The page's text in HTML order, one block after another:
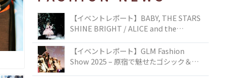
【イベントレポート】BABY, THE STARS
SHINE BRIGHT / ALICE and the
TOKYO
【イベントレポート】GLM Fashion
Show 2025 – 原宿で魅せたゴシック＆ロ